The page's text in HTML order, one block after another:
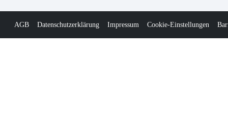
AGB Datenschutzerklärung Impressum Cookie-Einstellungen